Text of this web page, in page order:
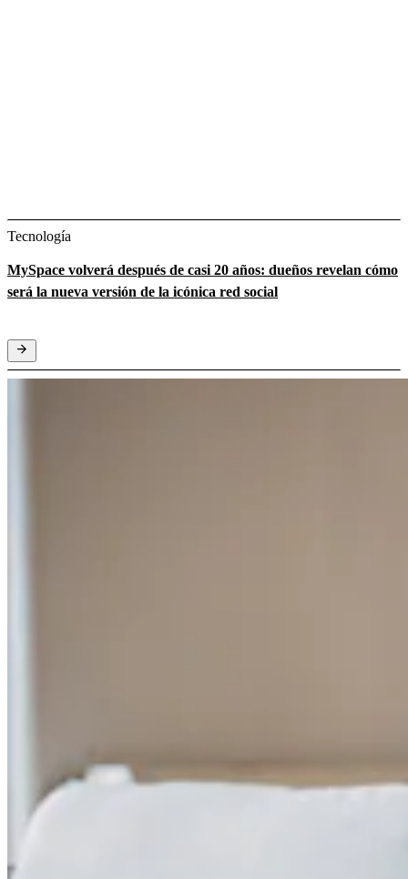
Tecnología
MySpace volverá después de casi 20 años: dueños revelan cómo
será la nueva versión de la icónica red social